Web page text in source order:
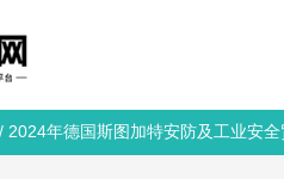
2024年德国斯图加特安防及工业安